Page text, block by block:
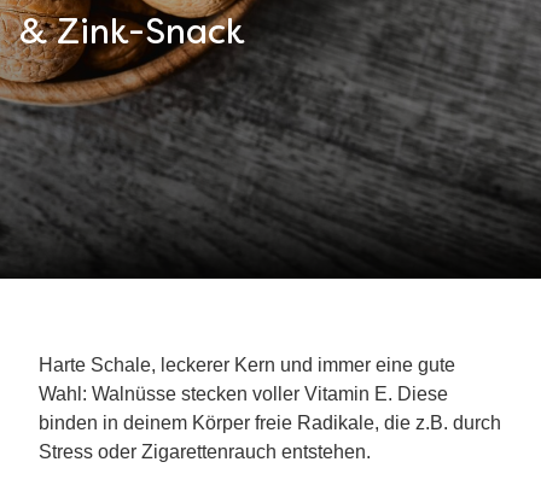
& Zink-Snack
Harte Schale, leckerer Kern und immer eine gute
Wahl: Walnüsse stecken voller Vitamin E. Diese
binden in deinem Körper freie Radikale, die z.B. durch
Stress oder Zigarettenrauch entstehen.